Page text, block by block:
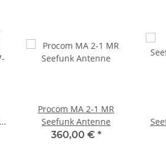
Procom MA 2-1 MR
Seefunk Antenne
360,00 € *